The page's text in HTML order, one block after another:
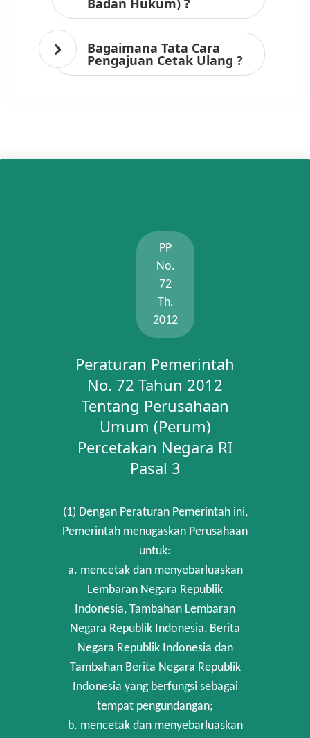
Bagaimana Tata Cara
Pengajuan Cetak Ulang ?
PP
No.
72
Th.
2012
Peraturan Pemerintah
No. 72 Tahun 2012
Tentang Perusahaan
Umum (Perum)
Percetakan Negara RI
Pasal 3
(1) Dengan Peraturan Pemerintah ini,
Pemerintah menugaskan Perusahaan
untuk:
a. mencetak dan menyebarluaskan
Lembaran Negara Republik
Indonesia, Tambahan Lembaran
Negara Republik Indonesia, Berita
Negara Republik Indonesia dan
Tambahan Berita Negara Republik
Indonesia yang berfungsi sebagai
tempat pengundangan;
b. mencetak dan menyebarluaskan